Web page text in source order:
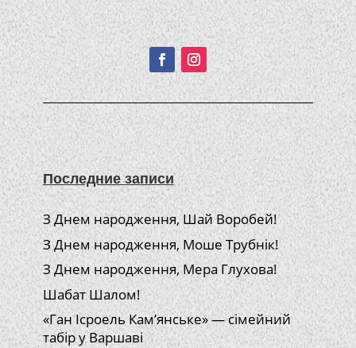
Подписывайтесь!
Последние записи
З Днем народження, Шай Воробей!
З Днем народження, Моше Трубнік!
З Днем народження, Мера Глухова!
Шабат Шалом!
«Ган Ісроель Кам’янське» — сімейний
табір у Варшаві